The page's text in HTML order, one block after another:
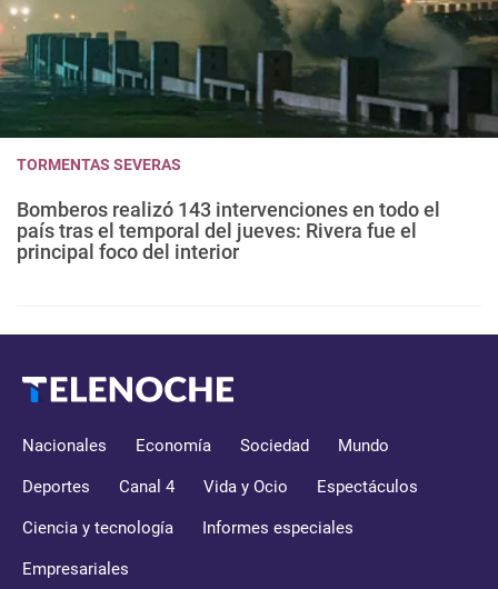
TORMENTAS SEVERAS
Bomberos realizó 143 intervenciones en todo el
país tras el temporal del jueves: Rivera fue el
principal foco del interior
Nacionales Economía Sociedad Mundo
Deportes Canal 4 Vida y Ocio Espectáculos
Ciencia y tecnología Informes especiales
Empresariales